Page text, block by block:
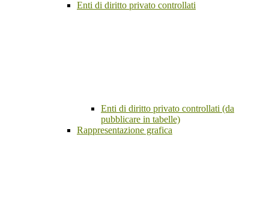
Enti di diritto privato controllati
Enti di diritto privato controllati (da
pubblicare in tabelle)
Rappresentazione grafica